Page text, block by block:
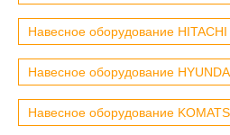
Навесное оборудование HITACHI
Навесное оборудование
Навесное оборудование